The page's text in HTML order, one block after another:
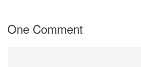
One Comment